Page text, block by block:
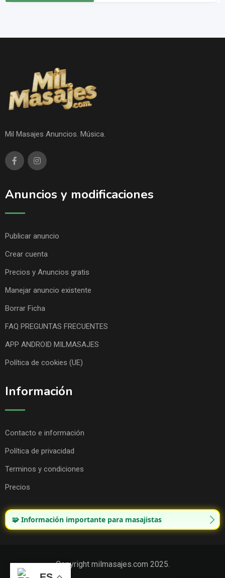
Mil Masajes Anuncios. Música.
Anuncios y modificaciones
Publicar anuncio
Crear cuenta
Precios y Anuncios gratis
Manejar anuncio existente
Borrar Ficha
FAQ PREGUNTAS FRECUENTES
APP ANDROID MILMASAJES
Política de cookies (UE)
Información
Contacto e información
Política de privacidad
Terminos y condiciones
Precios
🧩 Información importante para masajistas
Copyright milmasajes.com 2025.